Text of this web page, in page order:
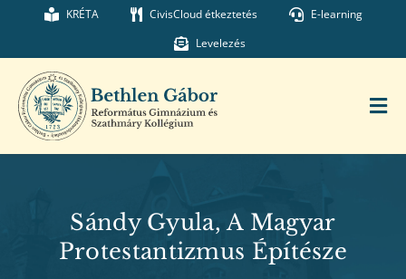
Kihagyás KRÉTA CivisCloud étkeztetés
E-learning
Levelezés
IskolánkSándy Gyula, A Magyar
Protestantizmus Építésze